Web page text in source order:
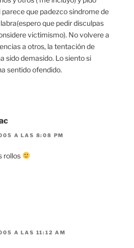
parece que padezco sindrome de
que pedir disculpas
victimismo). No volvere a
a otros, la tentación de
sido demasido. Lo siento si
sentido ofendido.
A LAS 8:08 PM
rollos
A LAS 11:12 AM